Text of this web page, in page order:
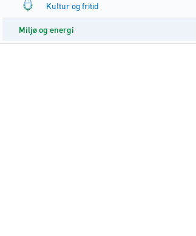
Kultur og fritid
Miljø og energi